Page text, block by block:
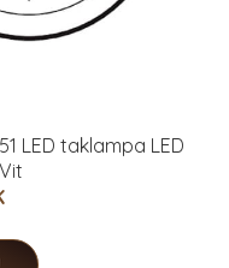
LED taklampa LED